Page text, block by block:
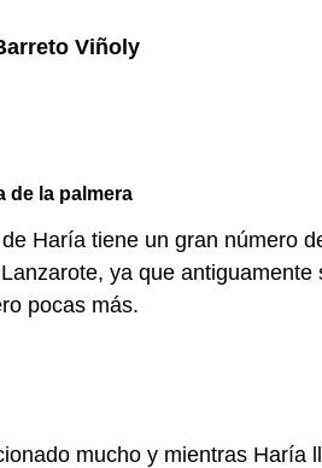
Viñoly
de la palmera
Haría tiene un gran número
ya que
pocas más.
mucho y mientras